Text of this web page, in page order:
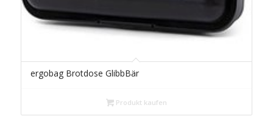
ergobag Brotdose GlibbBär
Produkt kaufen